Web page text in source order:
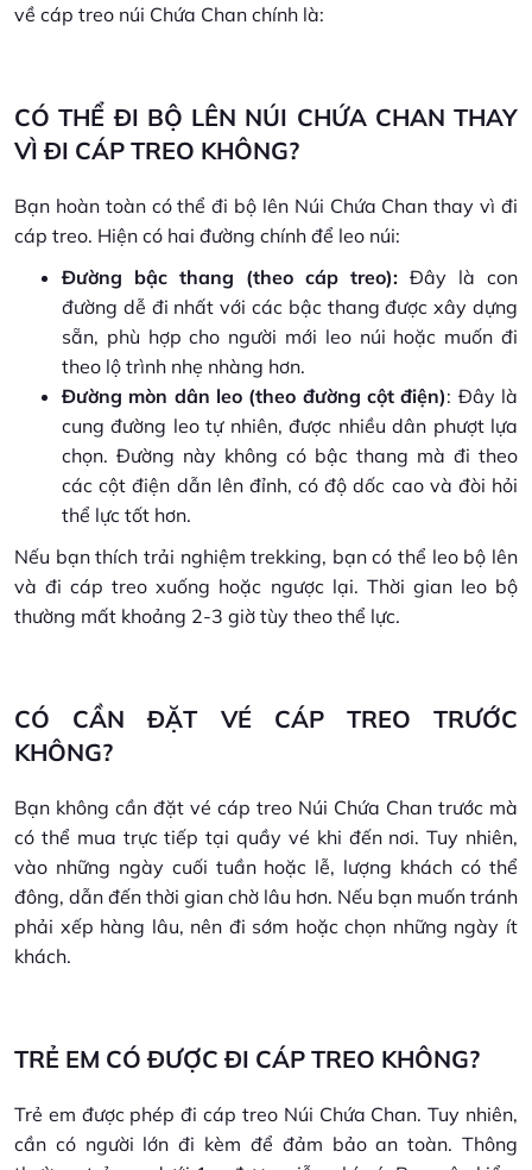
về cáp treo núi Chứa Chan chính là:
CÓ THỂ ĐI BỘ LÊN NÚI CHỨA CHAN THAY
VÌ ĐI CÁP TREO KHÔNG?
Bạn hoàn toàn có thể đi bộ lên Núi Chứa Chan thay vì đi
cáp treo. Hiện có hai đường chính để leo núi:
Đường bậc thang (theo cáp treo): Đây là con
đường dễ đi nhất với các bậc thang được xây dựng
sẵn, phù hợp cho người mới leo núi hoặc muốn đi
theo lộ trình nhẹ nhàng hơn.
Đường mòn dân leo (theo đường cột điện): Đây là
cung đường leo tự nhiên, được nhiều dân phượt lựa
chọn. Đường này không có bậc thang mà đi theo
các cột điện dẫn lên đỉnh, có độ dốc cao và đòi hỏi
thể lực tốt hơn.
Nếu bạn thích trải nghiệm trekking, bạn có thể leo bộ lên
và đi cáp treo xuống hoặc ngược lại. Thời gian leo bộ
thường mất khoảng 2-3 giờ tùy theo thể lực.
CÓ CẦN ĐẶT VÉ CÁP TREO TRƯỚC
KHÔNG?
Bạn không cần đặt vé cáp treo Núi Chứa Chan trước mà
có thể mua trực tiếp tại quầy vé khi đến nơi. Tuy nhiên,
vào những ngày cuối tuần hoặc lễ, lượng khách có thể
đông, dẫn đến thời gian chờ lâu hơn. Nếu bạn muốn tránh
phải xếp hàng lâu, nên đi sớm hoặc chọn những ngày ít
khách.
TRẺ EM CÓ ĐƯỢC ĐI CÁP TREO KHÔNG?
Trẻ em được phép đi cáp treo Núi Chứa Chan. Tuy nhiên,
cần có người lớn đi kèm để đảm bảo an toàn. Thông